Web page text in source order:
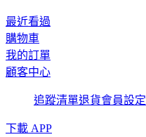
最近看過
購物車
我的訂單
顧客中心
追蹤清單退貨會員設定
下載 APP